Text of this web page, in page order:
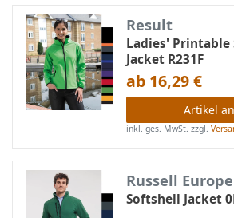
Result
Ladies' Printable
Jacket R231F
ab 16,29 €
Artikel
inkl. ges. MwSt. zzgl.
Russell Europe
Softshell Jacket